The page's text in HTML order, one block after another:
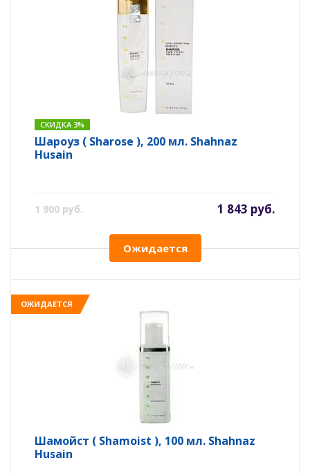
СКИДКА 3%
Шароуз ( Sharose ), 200 мл. Shahnaz
Husain
1 900 руб. 1 843 руб.
Ожидается
ОЖИДАЕТСЯ
Шамойст ( Shamoist ), 100 мл. Shahnaz
Husain